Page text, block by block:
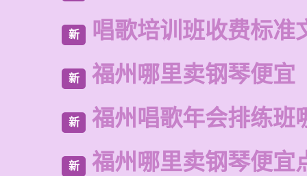
新 唱歌培训班收费标准
新 福州哪里卖钢琴便宜
新 福州唱歌年会排练班
新 福州哪里卖钢琴便宜